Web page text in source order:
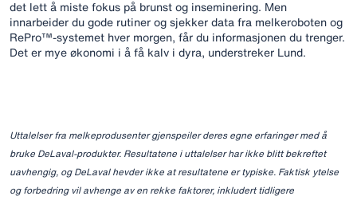
det lett å miste fokus på brunst og inseminering. Men
innarbeider du gode rutiner og sjekker data fra melkeroboten og
RePro™-systemet hver morgen, får du informasjonen du trenger.
Det er mye økonomi i å få kalv i dyra, understreker Lund.
Uttalelser fra melkeprodusenter gjenspeiler deres egne erfaringer med å
bruke DeLaval-produkter. Resultatene i uttalelser har ikke blitt bekreftet
uavhengig, og DeLaval hevder ikke at resultatene er typiske. Faktisk ytelse
og forbedring vil avhenge av en rekke faktorer, inkludert tidligere